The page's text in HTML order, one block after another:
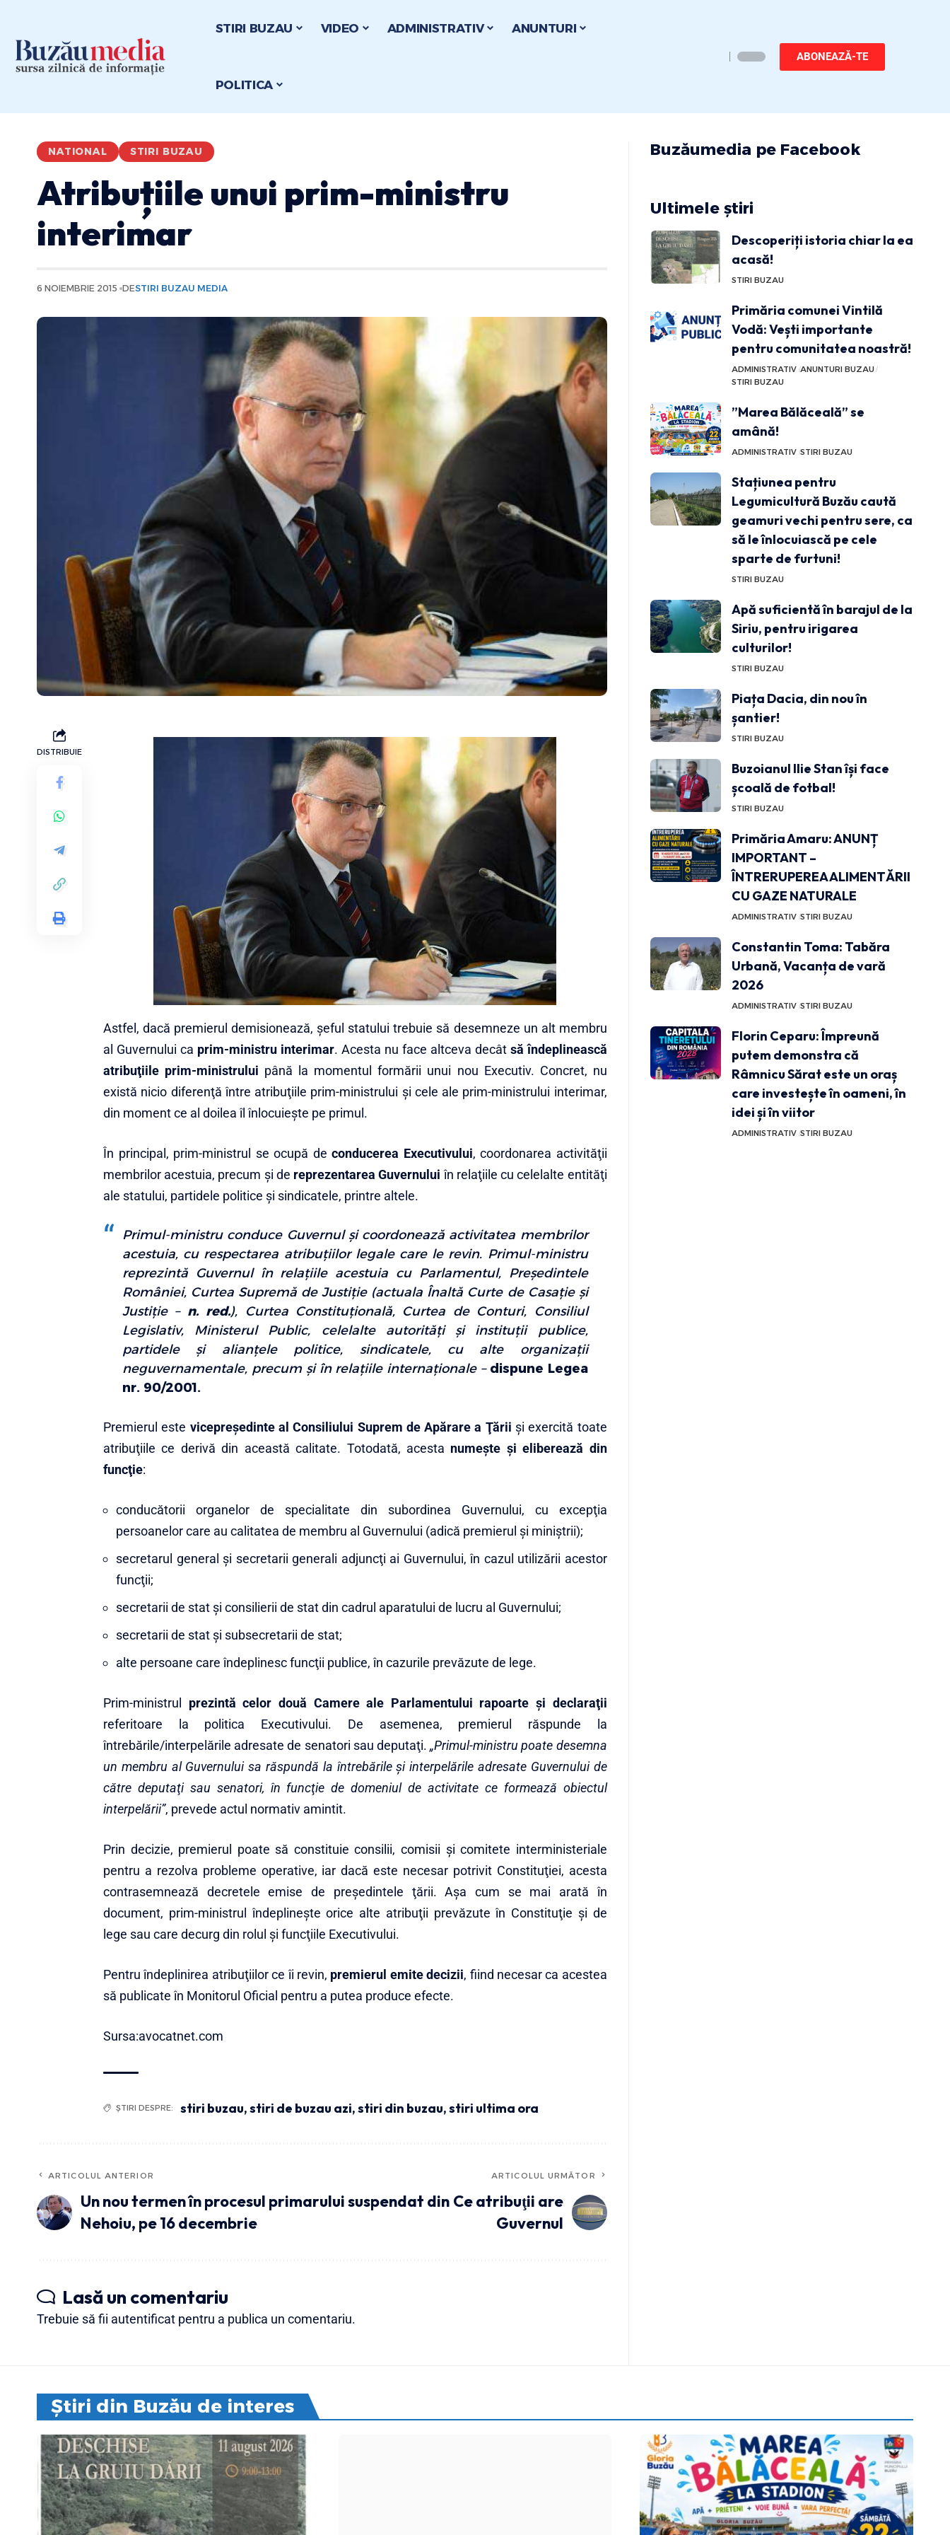
STIRI BUZAU VIDEO ADMINISTRATIV ANUNTURI
POLITICA
ABONEAZĂ-TE
NATIONAL STIRI BUZAU
Atribuțiile unui prim-ministru
interimar
6 NOIEMBRIE 2015 DESTIRI BUZAU MEDIA
DISTRIBUIE
Astfel, dacă premierul demisionează, şeful statului trebuie să desemneze un alt membru
al Guvernului ca prim-ministru interimar. Acesta nu face altceva decât să îndeplinească
atribuţiile prim-ministrului până la momentul formării unui nou Executiv. Concret, nu
există nicio diferenţă între atribuţiile prim-ministrului şi cele ale prim-ministrului interimar,
din moment ce al doilea îl înlocuieşte pe primul.
În principal, prim-ministrul se ocupă deconducerea Executivului, coordonarea activităţii
membrilor acestuia, precum şi de reprezentarea Guvernului în relaţiile cu celelalte entităţi
ale statului, partidele politice şi sindicatele, printre altele.
Primul-ministru conduce Guvernul şi coordonează activitatea membrilor
acestuia, cu respectarea atribuţiilor legale care le revin. Primul-ministru
reprezintă Guvernul în relaţiile acestuia cu Parlamentul, Preşedintele
României, Curtea Supremă de Justiţie (actuala Înaltă Curte de Casaţie şi
Justiţie – n. red.), Curtea Constituţională, Curtea de Conturi, Consiliul
Legislativ, Ministerul Public, celelalte autorităţi şi instituţii publice,
partidele şi alianţele politice, sindicatele, cu alte organizaţii
neguvernamentale, precum şi în relaţiile internaţionale –dispune Legea
nr. 90/2001.
Premierul este vicepreşedinte al Consiliului Suprem de Apărare a Ţării şi exercită toate
atribuţiile ce derivă din această calitate. Totodată, acesta numeşte şi eliberează din
funcţie:
conducătorii organelor de specialitate din subordinea Guvernului, cu excepţia
persoanelor care au calitatea de membru al Guvernului (adică premierul şi miniştrii);
secretarul general şi secretarii generali adjuncţi ai Guvernului, în cazul utilizării acestor
funcţii;
secretarii de stat şi consilierii de stat din cadrul aparatului de lucru al Guvernului;
secretarii de stat şi subsecretarii de stat;
alte persoane care îndeplinesc funcţii publice, în cazurile prevăzute de lege.
Prim-ministrul prezintă celor două Camere ale Parlamentului rapoarte şi declaraţii
referitoare la politica Executivului. De asemenea, premierul răspunde la
întrebările/interpelările adresate de senatori sau deputaţi.„Primul-ministru poate desemna
un membru al Guvernului sa răspundă la întrebările şi interpelările adresate Guvernului de
către deputaţi sau senatori, în funcţie de domeniul de activitate ce formează obiectul
interpelării”, prevede actul normativ amintit.
Prin decizie, premierul poate să constituie consilii, comisii şi comitete interministeriale
pentru a rezolva probleme operative, iar dacă este necesar potrivit Constituţiei, acesta
contrasemnează decretele emise de preşedintele ţării. Aşa cum se mai arată în
document, prim-ministrul îndeplineşte orice alte atribuţii prevăzute în Constituţie şi de
lege sau care decurg din rolul şi funcţiile Executivului.
Pentru îndeplinirea atribuţiilor ce îi revin, premierul emite decizii, fiind necesar ca acestea
să publicate în Monitorul Oficial pentru a putea produce efecte.
Sursa:avocatnet.com
ȘTIRI DESPRE: stiri buzau,stiri de buzau azi,stiri din buzau,stiri ultima ora
ARTICOLUL ANTERIOR
Un nou termen în procesul primarului suspendat din
Nehoiu, pe 16 decembrie
ARTICOLUL URMĂTOR
Ce atribuţii are
Guvernul
Lasă un comentariu
Trebuie să fii autentificat pentru a publica un comentariu.
Buzăumedia pe Facebook
Ultimele știri
Descoperiți istoria chiar la ea
acasă!
STIRI BUZAU
Primăria comunei Vintilă
Vodă: Vești importante
pentru comunitatea noastră!
ADMINISTRATIV ANUNTURI BUZAU
STIRI BUZAU
”Marea Bălăceală” se
amână!
ADMINISTRATIV STIRI BUZAU
Stațiunea pentru
Legumicultură Buzău caută
geamuri vechi pentru sere, ca
să le înlocuiască pe cele
sparte de furtuni!
STIRI BUZAU
Apă suficientă în barajul de la
Siriu, pentru irigarea
culturilor!
STIRI BUZAU
Piața Dacia, din nou în
șantier!
STIRI BUZAU
Buzoianul Ilie Stan își face
școală de fotbal!
STIRI BUZAU
Primăria Amaru: ANUNȚ
IMPORTANT –
ÎNTRERUPEREA ALIMENTĂRII
CU GAZE NATURALE
ADMINISTRATIV STIRI BUZAU
Constantin Toma: Tabăra
Urbană, Vacanța de vară
2026
ADMINISTRATIV STIRI BUZAU
Florin Ceparu: Împreună
putem demonstra că
Râmnicu Sărat este un oraș
care investește în oameni, în
idei și în viitor
ADMINISTRATIV STIRI BUZAU
Știri din Buzău de interes